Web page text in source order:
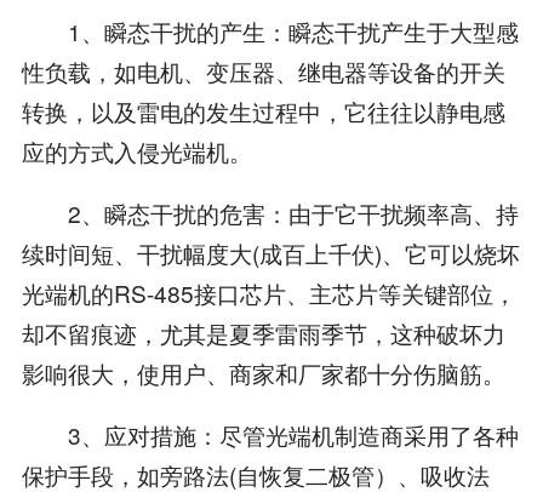
1、瞬态干扰的产生：瞬态干扰产生于大型感
性负载，如电机、变压器、继电器等设备的开关
转换，以及雷电的发生过程中，它往往以静电感
应的方式入侵光端机。
2、瞬态干扰的危害：由于它干扰频率高、持
续时间短、干扰幅度大(成百上千伏)、它可以烧坏
光端机的RS-485接口芯片、主芯片等关键部位，
却不留痕迹，尤其是夏季雷雨季节，这种破坏力
影响很大，使用户、商家和厂家都十分伤脑筋。
3、应对措施：尽管光端机制造商采用了各种
保护手段，如旁路法(自恢复二极管）、吸收法